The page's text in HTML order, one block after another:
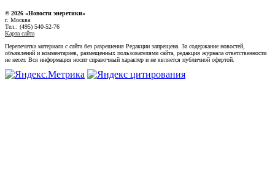
© 2026 «Новости энеретики»
г. Москва
Тел.: (495) 540-52-76
Карта сайта
Перепечатка материала с сайта без разрешения Редакции запрещена. За содержание новостей,
объявлений и комментариев, размещенных пользователями сайта, редакция журнала ответственности
не несет. Вся информация носит справочный характер и не является публичной офертой.